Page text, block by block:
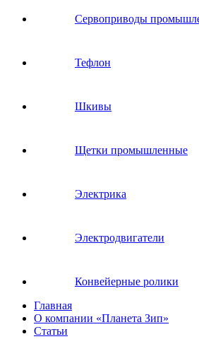
Сервоприводы
Тефлон
Шкивы
Щетки промышленные
Электрика
Электродвигатели
Конвейерные ролики
Главная
О компании «Планета Зип»
Статьи